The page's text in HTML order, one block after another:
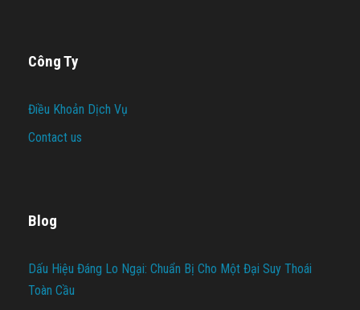
Công Ty
Điều Khoản Dịch Vụ
Contact us
Blog
Dấu Hiệu Đáng Lo Ngại: Chuẩn Bị Cho Một Đại Suy Thoái
Toàn Cầu